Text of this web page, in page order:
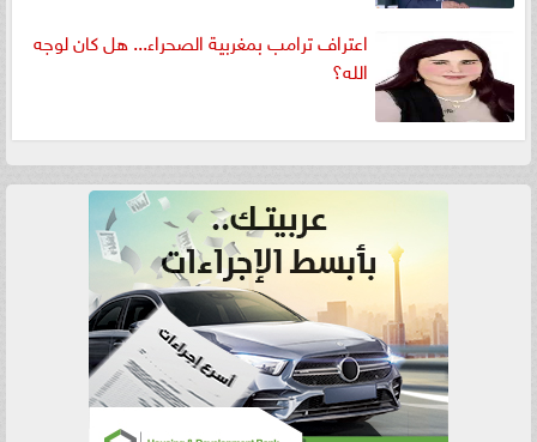
اعتراف ترامب بمغربية الصحراء... هل كان لوجه
الله؟